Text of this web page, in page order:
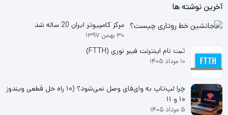
آخرین نوشته ها
مرکز کامپیوتر ایران 20 ساله شد
۳۰ بهمن ۱۳۹۷
ثبت نام اینترنت فیبر نوری (FTTH)
۱۰ مرداد ۱۴۰۵
چرا لپ‌تاپ به وای‌فای وصل نمی‌شود؟ (۱۰ راه حل قطعی ویندوز
۱۰ و ۱۱
۵ مرداد ۱۴۰۵